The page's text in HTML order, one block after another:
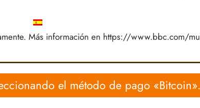
Más información en https://www.bbc.com/
el método de pago